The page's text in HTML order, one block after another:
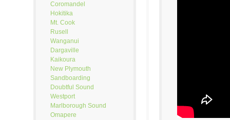
Coromandel
Hokitika
Mt. Cook
Rusell
Wanganui
Dargaville
Kaikoura
New Plymouth
Sandboarding
Doubtful Sound
Westport
Marlborough Sound
Omapere